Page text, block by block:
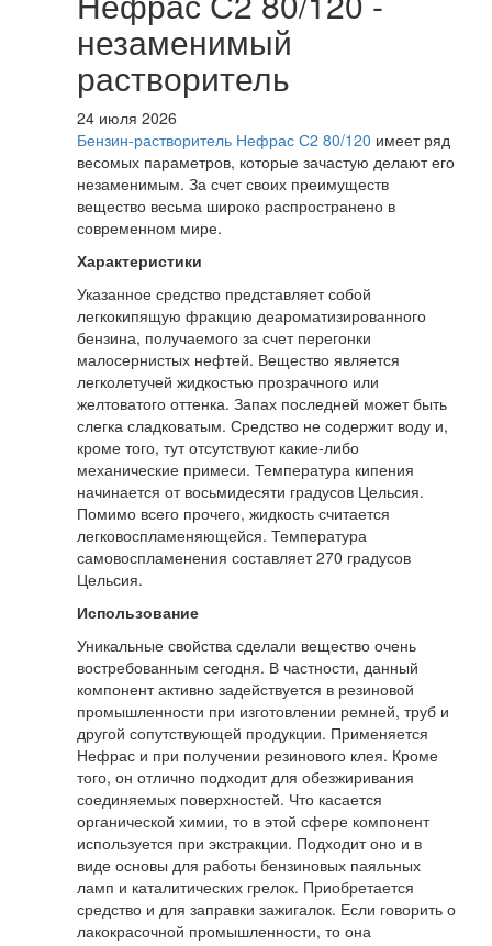
незаменимый
растворитель
24 июля 2026
Бензин-растворитель Нефрас С2 80/120 имеет ряд
весомых параметров, которые зачастую делают его
незаменимым. За счет своих преимуществ
вещество весьма широко распространено в
современном мире.
Характеристики
Указанное средство представляет собой
легкокипящую фракцию деароматизированного
бензина, получаемого за счет перегонки
малосернистых нефтей. Вещество является
легколетучей жидкостью прозрачного или
желтоватого оттенка. Запах последней может быть
слегка сладковатым. Средство не содержит воду и,
кроме того, тут отсутствуют какие-либо
механические примеси. Температура кипения
начинается от восьмидесяти градусов Цельсия.
Помимо всего прочего, жидкость считается
легковоспламеняющейся. Температура
самовоспламенения составляет 270 градусов
Цельсия.
Использование
Уникальные свойства сделали вещество очень
востребованным сегодня. В частности, данный
компонент активно задействуется в резиновой
промышленности при изготовлении ремней, труб и
другой сопутствующей продукции. Применяется
Нефрас и при получении резинового клея. Кроме
того, он отлично подходит для обезжиривания
соединяемых поверхностей. Что касается
органической химии, то в этой сфере компонент
используется при экстракции. Подходит оно и в
виде основы для работы бензиновых паяльных
ламп и каталитических грелок. Приобретается
средство и для заправки зажигалок. Если говорить о
лакокрасочной промышленности, то она